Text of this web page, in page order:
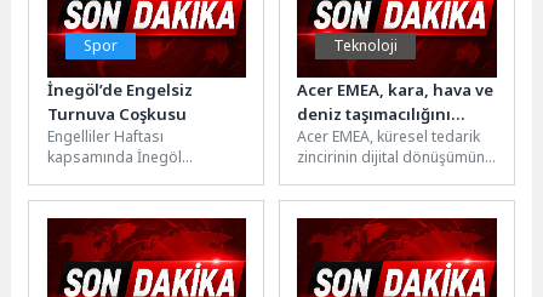
Spor
İnegöl’de Engelsiz
Turnuva Coşkusu
Engelliler Haftası
kapsamında İnegöl
Müdürlüğü iş birliğinde
düzenlenen 4. Engelsiz...
Teknoloji
Acer EMEA, kara, hava ve
deniz taşımacılığını
gerçek zamanlı olarak
takip etmek ve tüm
lojistik ağındaki CO2
için yapay zeka destekli
bir platforma geçiş
yapıyor
Acer EMEA, küresel tedarik
zincirinin dijital dönüşümünü
kendini kanıtlamış bir
lojistik...